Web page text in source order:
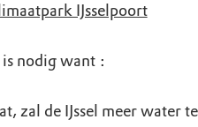
IJsselpoort
nodig want :
zal de IJssel meer water te